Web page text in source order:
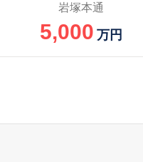
岩塚本通
5,000 万円